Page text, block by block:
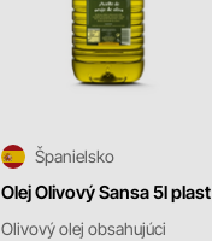
Olej Olivový Sansa 5l plast
Olivový olej obsahujúci
Španielsko